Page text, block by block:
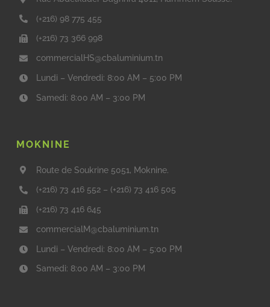
(+216) 98 775 455
(+216) 73 366 998
commercialHS@cbaluminium.tn
Lundi – Vendredi: 8:00 AM – 5:00 PM
Samedi: 8:00 AM – 3:00 PM
MOKNINE
Route de Soukrine 5051, Moknine.
(+216) 73 416 552 – (+216) 73 416 505
(+216) 73 416 645
commercialM@cbaluminium.tn
Lundi – Vendredi: 8:00 AM – 5:00 PM
Samedi: 8:00 AM – 3:00 PM